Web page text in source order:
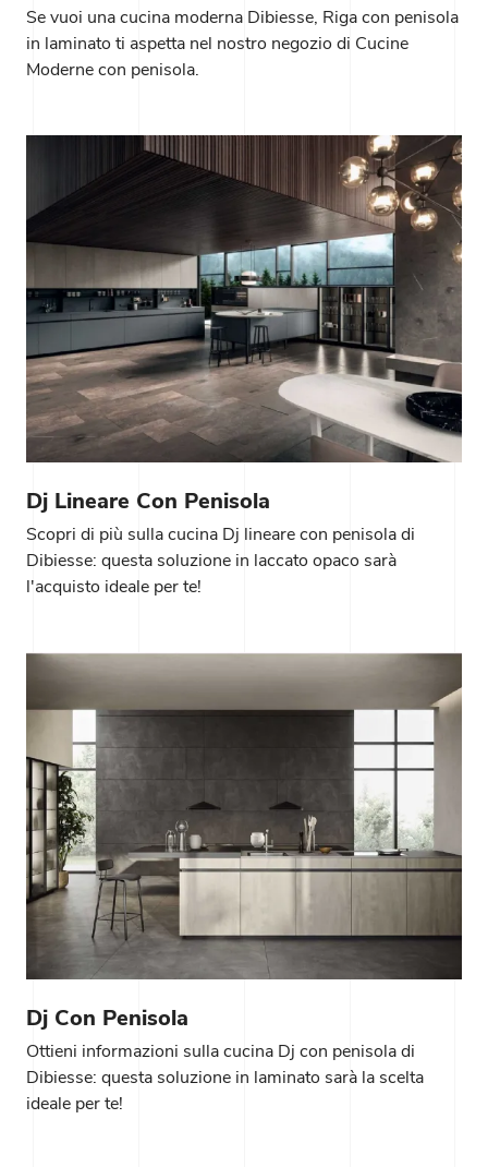
Se vuoi una cucina moderna Dibiesse, Riga con penisola
in laminato ti aspetta nel nostro negozio di Cucine
Moderne con penisola.
Dj Lineare Con Penisola
Scopri di più sulla cucina Dj lineare con penisola di
Dibiesse: questa soluzione in laccato opaco sarà
l'acquisto ideale per te!
Dj Con Penisola
Ottieni informazioni sulla cucina Dj con penisola di
Dibiesse: questa soluzione in laminato sarà la scelta
ideale per te!